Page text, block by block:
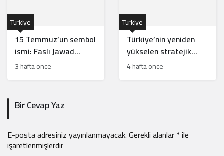
15 Temmuz’un sembol
ismi: Faslı Jawad
Merroun’un hikayesi
Türkiye
3 hafta önce
Türkiye’nin yeniden
yükselen stratejik
hamleleri İsrail’i
Türkiye
4 hafta önce
Bir Cevap Yaz
E-posta adresiniz yayınlanmayacak.Gerekli alanlar*ile
işaretlenmişlerdir